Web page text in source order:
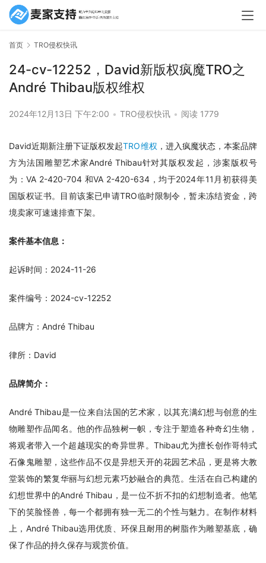
首页 TRO侵权快讯
24-cv-12252，David新版权疯魔TRO之
André Thibau版权维权
2024年12月13日 下午2:00 • TRO侵权快讯 • 阅读 1779
David近期新注册下证版权发起TRO维权 ，进入疯魔状态，本案品牌
方为法国雕塑艺术家André Thibau针对其版权发起，涉案版权号
为：VA 2-420-704 和VA 2-420-634，均于2024年11月初获得美
国版权证书。目前该案已申请TRO临时限制令，暂未冻结资金，跨
境卖家可速速排查下架。
案件基本信息：
起诉时间：2024-11-26
案件编号：2024-cv-12252
品牌方：André Thibau
律所：David
品牌简介：
André Thibau是一位来自法国的艺术家，以其充满幻想与创意的生
物雕塑作品闻名。他的作品独树一帜，专注于塑造各种奇幻生物，
将观者带入一个超越现实的奇异世界。Thibau尤为擅长创作哥特式
石像鬼雕塑，这些作品不仅是异想天开的花园艺术品，更是将大教
堂装饰的繁复华丽与幻想元素巧妙融合的典范。生活在自己构建的
幻想世界中的André Thibau，是一位不折不扣的幻想制造者。他笔
下的笑脸怪兽，每一个都拥有独一无二的个性与魅力。在制作材料
上，André Thibau选用优质、环保且耐用的树脂作为雕塑基底，确
保了作品的持久保存与观赏价值。